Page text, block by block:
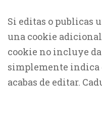
Si editas o publicas
una cookie
cookie no incluye
simplemente indica
acabas de editar.